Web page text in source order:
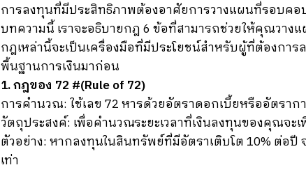
การลงทุนที่มีประสิทธิภาพต้องอาศัยการวางแผนที่รอบคอ
บทความนี้ เราจะอธิบายกฎ 6 ข้อที่สามารถช่วยให้คุณวา
กฎเหล่านี้จะเป็นเครื่องมือที่มีประโยชน์สำหรับผู้ที่ต้องการ
พื้นฐานการเงินมาก่อน
1. กฎของ 72 #(Rule of 72)
การคำนวณ: ใช้เลข 72 หารด้วยอัตราดอกเบี้ยหรืออัตรา
วัตถุประสงค์: เพื่อคำนวณระยะเวลาที่เงินลงทุนของคุณจะเ
ตัวอย่าง: หากลงทุนในสินทรัพย์ที่มีอัตราเติบโต 10% ต่อปี
เท่า